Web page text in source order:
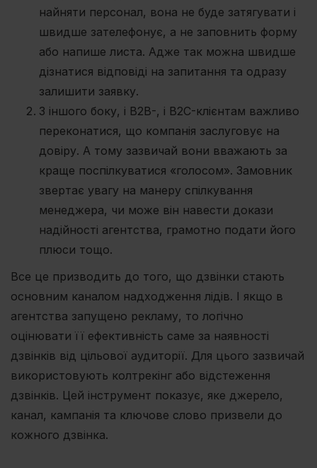
найняти персонал, вона не буде затягувати і
швидше зателефонує, а не заповнить форму
або напише листа. Адже так можна швидше
дізнатися відповіді на запитання та одразу
залишити заявку.
З іншого боку, і B2B-, і B2C-клієнтам важливо
переконатися, що компанія заслуговує на
довіру. А тому зазвичай вони вважають за
краще поспілкуватися «голосом». Замовник
звертає увагу на манеру спілкування
менеджера, чи може він навести докази
надійності агентства, грамотно подати його
плюси тощо.
Все це призводить до того, що дзвінки стають
основним каналом надходження лідів. І якщо в
агентства запущено рекламу, то логічно
оцінювати її ефективність саме за наявності
дзвінків від цільової аудиторії. Для цього зазвичай
використовують колтрекінг або відстеження
дзвінків. Цей інструмент показує, яке джерело,
канал, кампанія та ключове слово призвели до
кожного дзвінка.